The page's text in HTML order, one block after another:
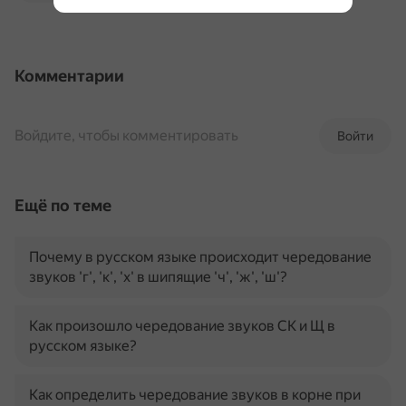
Комментарии
Войти
Войдите, чтобы комментировать
Ещё по теме
Почему в русском языке происходит чередование
звуков 'г', 'к', 'х' в шипящие 'ч', 'ж', 'ш'?
Как произошло чередование звуков СК и Щ в
русском языке?
Как определить чередование звуков в корне при